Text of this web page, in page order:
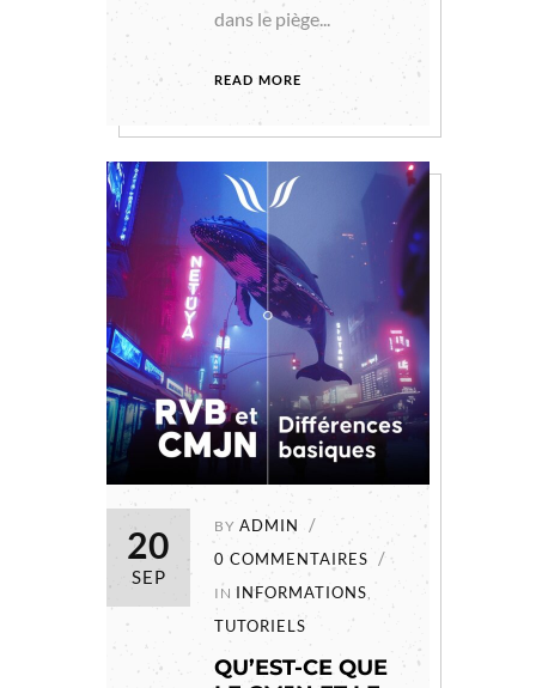
dans le piège...
READ MORE
20
SEP
BY ADMIN
0 COMMENTAIRES
IN INFORMATIONS,
TUTORIELS
QU’EST-CE QUE